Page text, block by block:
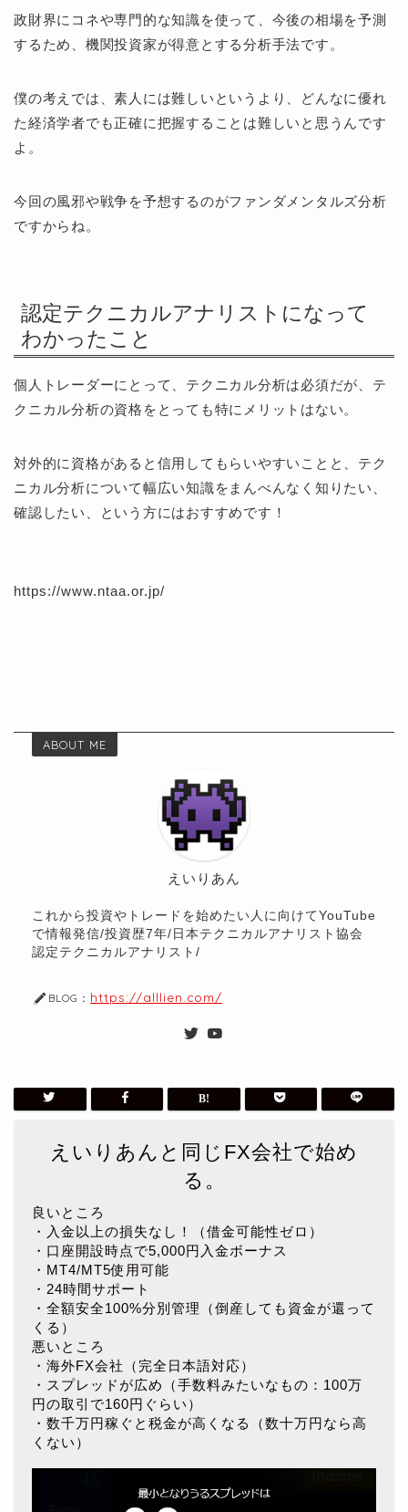
政財界にコネや専門的な知識を使って、今後の相場を予測
するため、機関投資家が得意とする分析手法です。
僕の考えでは、素人には難しいというより、どんなに優れ
た経済学者でも正確に把握することは難しいと思うんです
よ。
今回の風邪や戦争を予想するのがファンダメンタルズ分析
ですからね。
認定テクニカルアナリストになって
わかったこと
個人トレーダーにとって、テクニカル分析は必須だが、テ
クニカル分析の資格をとっても特にメリットはない。
対外的に資格があると信用してもらいやすいことと、テク
ニカル分析について幅広い知識をまんべんなく知りたい、
確認したい、という方にはおすすめです！
https://www.ntaa.or.jp/
ABOUT ME
えいりあん
これから投資やトレードを始めたい人に向けてYouTube
で情報発信/投資歴7年/日本テクニカルアナリスト協会
認定テクニカルアナリスト/
BLOG： https://alllien.com/
えいりあんと同じFX会社で始め
る。
良いところ
・入金以上の損失なし！（借金可能性ゼロ）
・口座開設時点で5,000円入金ボーナス
・MT4/MT5使用可能
・24時間サポート
・全額安全100%分別管理（倒産しても資金が還って
くる）
悪いところ
・海外FX会社（完全日本語対応）
・スプレッドが広め（手数料みたいなもの：100万
円の取引で160円ぐらい）
・数千万円稼ぐと税金が高くなる（数十万円なら高
くない）